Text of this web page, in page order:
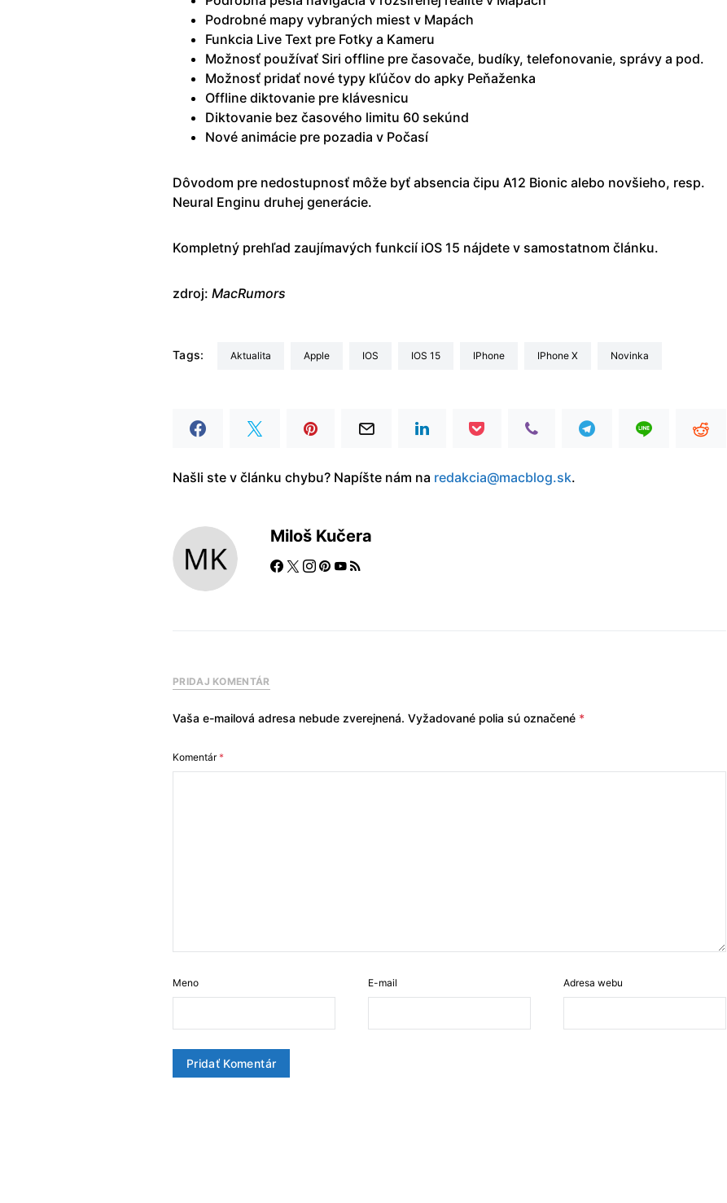
Podrobné mapy vybraných miest v Mapách
Funkcia Live Text pre Fotky a Kameru
Možnosť používať Siri offline pre časovače, budíky, telefonovanie, správy a pod.
Možnosť pridať nové typy kľúčov do apky Peňaženka
Offline diktovanie pre klávesnicu
Diktovanie bez časového limitu 60 sekúnd
Nové animácie pre pozadia v Počasí
Dôvodom pre nedostupnosť môže byť absencia čipu A12 Bionic alebo novšieho, resp.
Neural Enginu druhej generácie.
Kompletný prehľad zaujímavých funkcií iOS 15 nájdete v samostatnom článku.
zdroj: MacRumors
Tags: aktualita Apple iOS iOS 15 iPhone iPhone X Novinka
Našli ste v článku chybu? Napíšte nám na redakcia@macblog.sk.
Miloš Kučera
PRIDAJ KOMENTÁR
Vaša e-mailová adresa nebude zverejnená. Vyžadované polia sú označené *
Komentár*
Meno E-mail Adresa webu